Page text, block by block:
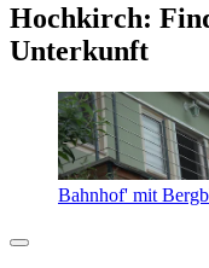
Hochkirch:
Unterkunft
Bahnhof' mit